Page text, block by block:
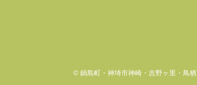
© 鍋島町・神埼市神崎・吉野ヶ里・鳥